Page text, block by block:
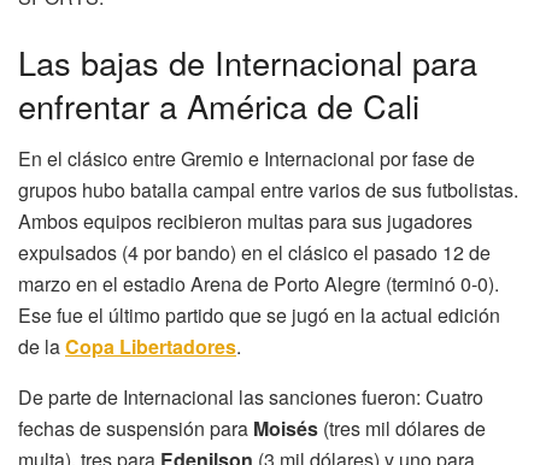
Las bajas de Internacional para
enfrentar a América de Cali
En el clásico entre Gremio e Internacional por fase de
grupos hubo batalla campal entre varios de sus futbolistas.
Ambos equipos recibieron multas para sus jugadores
expulsados (4 por bando) en el clásico el pasado 12 de
marzo en el estadio Arena de Porto Alegre (terminó 0-0).
Ese fue el último partido que se jugó en la actual edición
de laCopa Libertadores.
De parte de Internacional las sanciones fueron: Cuatro
fechas de suspensión para Moisés (tres mil dólares de